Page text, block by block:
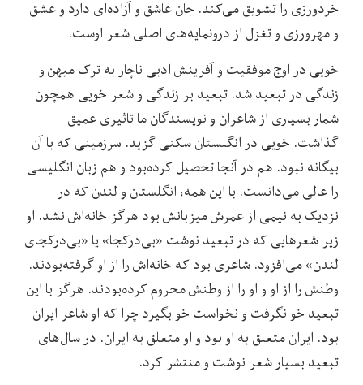
خردورزی را تشویق می‌کند. جان عاشق و آزاده‌ای دارد و عشق
و مهرورزی و تغزل از درونمایه‌های اصلی شعر اوست.
خویی در اوج موفقیت و آفرینش ادبی ناچار به ترک میهن و
زندگی در تبعید شد. تبعید بر زندگی و شعر خویی همچون
شمار بسیاری از شاعران و نویسندگان ما تاثیری عمیق
گذاشت. خویی در انگلستان سکنی‌ گزید. سرزمینی که با آن
بیگانه نبود. هم در آنجا تحصیل کرده‌بود و هم زبان انگلیسی
را عالی می‌دانست. با این همه، انگلستان و لندن که در
نزدیک به نیمی از عمرش میزبانش بود هرگز خانه‌اش نشد. او
زیر شعرهایی که در تبعید نوشت «بی‌در‌کجا» یا «بی‌در‌کجای
لندن» می‌افزود. شاعری بود که خانه‌اش را از او گرفته‌بودند.
وطنش را از او و او را از وطنش محروم کرده‌بودند. هرگز با این
تبعید خو نگرفت و نخواست خو بگیرد چرا که او شاعر ایران
بود. ایران متعلق به او بود و او متعلق به ایران. در سال‌های
تبعید بسیار شعر نوشت و منتشر کرد.